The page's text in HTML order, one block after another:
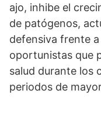
ajo, inhibe el
de patógenos,
defensiva frente
oportunistas que
salud durante los
periodos de